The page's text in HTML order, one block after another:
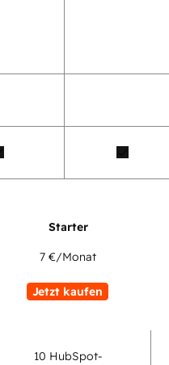
7 €/Monat
Jetzt kaufen
10 HubSpot-